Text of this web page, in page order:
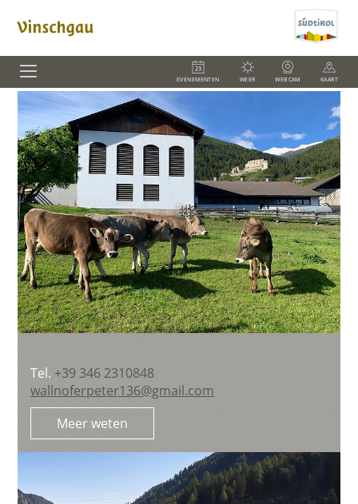
EVENEMENTEN WEER WEBCAM KAART
Tel.+39 346 2310848
wallnoferpeter136@gmail.com
Meer weten